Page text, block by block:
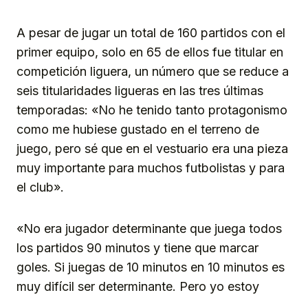
A pesar de jugar un total de 160 partidos con el
primer equipo, solo en 65 de ellos fue titular en
competición liguera, un número que se reduce a
seis titularidades ligueras en las tres últimas
temporadas: «No he tenido tanto protagonismo
como me hubiese gustado en el terreno de
juego, pero sé que en el vestuario era una pieza
muy importante para muchos futbolistas y para
el club».
«No era jugador determinante que juega todos
los partidos 90 minutos y tiene que marcar
goles. Si juegas de 10 minutos en 10 minutos es
muy difícil ser determinante. Pero yo estoy